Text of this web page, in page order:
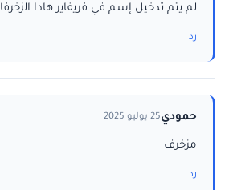
لم يتم تدخيل إسم في فريفاير هادا الزخرفا
رد
حمودي25 يوليو 2025
مزخرف
رد